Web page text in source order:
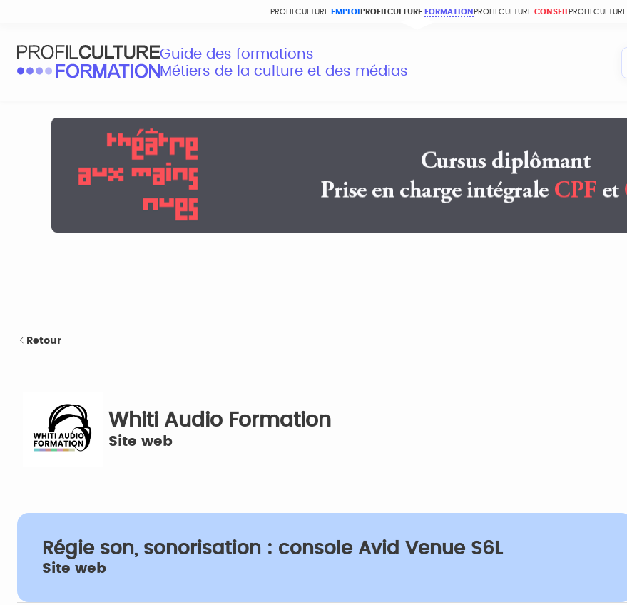
PROFILCULTURE EMPLOI PROFILCULTURE FORMATION PROFILCULTURE CONSEIL PROFILCULTURE
Guide des formations
Métiers de la culture et des médias
Retour
Whiti Audio Formation
Site web
Régie son, sonorisation : console Avid Venue S6L
Site web